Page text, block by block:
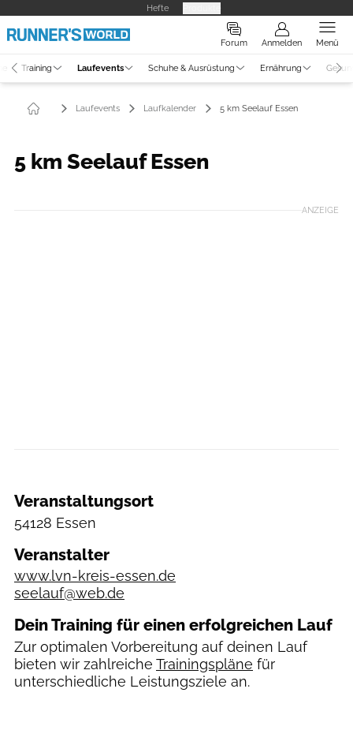
Hefte
Forum Anmelden Menü
Training Laufevents Schuhe & Ausrüstung Ernährung
Laufevents Laufkalender 5 km Seelauf Essen
5 km Seelauf Essen
ANZEIGE
Veranstaltungsort
54128 Essen
Veranstalter
www.lvn-kreis-essen.de
seelauf@web.de
Dein Training für einen erfolgreichen Lauf
Zur optimalen Vorbereitung auf deinen Lauf
bieten wir zahlreiche Trainingspläne für
unterschiedliche Leistungsziele an.